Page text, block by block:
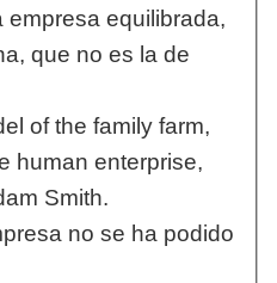
empresa equilibrada,
que no es la de
of the family farm,
human enterprise,
Smith.
no se ha podido